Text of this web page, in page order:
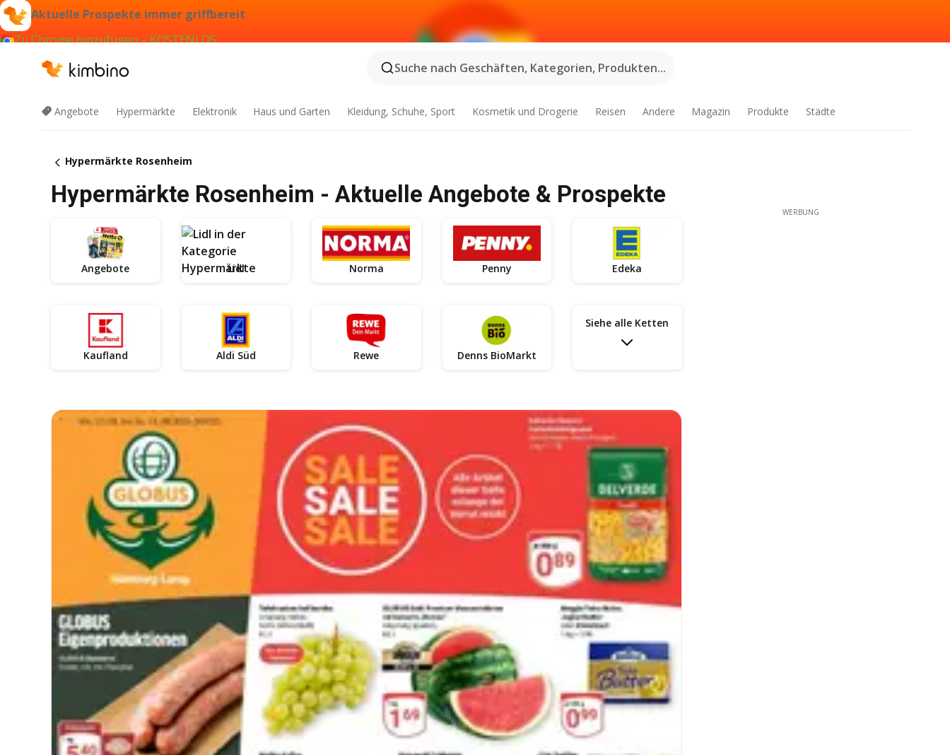
Aktuelle Prospekte immer griffbereit
Zu Chrome hinzufügen – KOSTENLOS
Suche nach Geschäften, Kategorien, Produkten...
Angebote Hypermärkte Elektronik Haus und Garten Kleidung, Schuhe, Sport Kosmetik und Drogerie Reisen Andere Magazin Produkte Städte
Hypermärkte Rosenheim
Hypermärkte Rosenheim - Aktuelle Angebote & Prospekte
Angebote Lidl Norma Penny Edeka
Kaufland Aldi Süd Rewe Denns BioMarkt
Siehe alle Ketten
WERBUNG